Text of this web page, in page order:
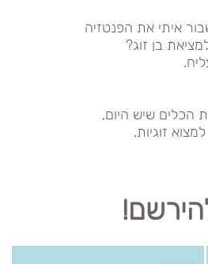
איתי את הפנטזיה
בן זוג?
הכלים שיש היום,
זוגיות.